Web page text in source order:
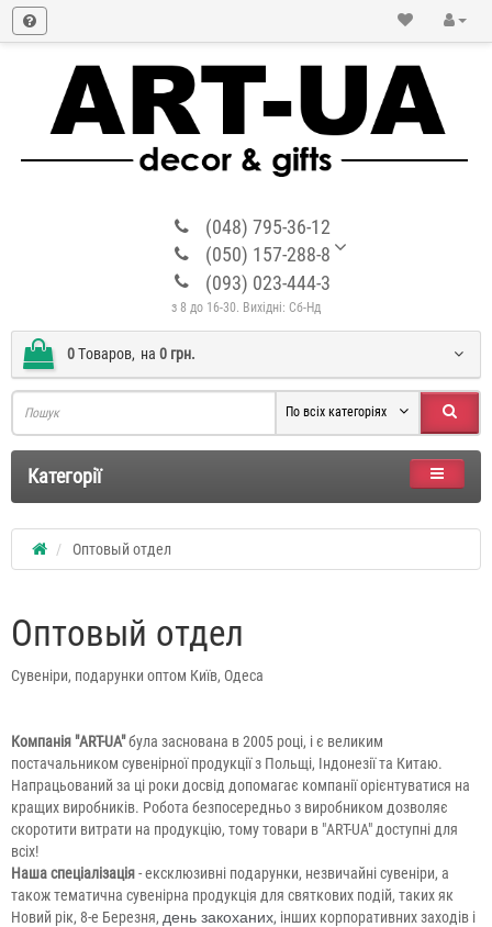
(048) 795-36-12
(050) 157-288-8
(093) 023-444-3
з 8 до 16-30. Вихідні: Сб-Нд
0Tоваров, на 0 грн.
По всіх категоріях
Категорії
Оптовый отдел
Оптовый отдел
Сувеніри, подарунки оптом Київ, Одеса
Компанія "ART-UA"була заснована в 2005 році, і є великим
постачальником сувенірної продукції з Польщі, Індонезії та Китаю.
Напрацьований за ці роки досвід допомагає компанії орієнтуватися на
кращих виробників. Робота безпосередньо з виробником дозволяє
скоротити витрати на продукцію, тому товари в "ART-UA" доступні для
всіх!
Наша спеціалізація- ексклюзивні подарунки, незвичайні сувеніри, а
також тематична сувенірна продукція для святкових подій, таких як
Новий рік, 8-е Березня, день закоханих, інших корпоративних заходів і